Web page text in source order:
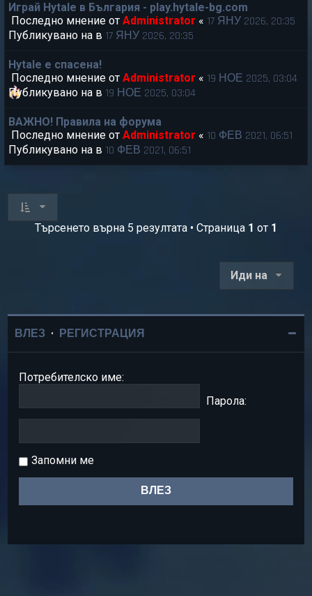
Играй Hytale в България - play.hytale-bg.com
Последно мнение отAdministrator « 17 ЯНУ 2026, 20:35
Публикувано на в 17 ЯНУ 2026, 20:35
Hytale е спасена!
Последно мнение отAdministrator « 19 НОЕ 2025, 03:04
Публикувано на в 19 НОЕ 2025, 03:04
ВАЖНО! Правила на форума
Последно мнение отAdministrator « 10 ФЕВ 2021, 06:51
Публикувано на в 10 ФЕВ 2021, 06:51
Търсенето върна 5 резултата • Страница 1 от 1
Иди на
ВЛЕЗ • РЕГИСТРАЦИЯ
Потребителско име:
Парола:
Запомни ме